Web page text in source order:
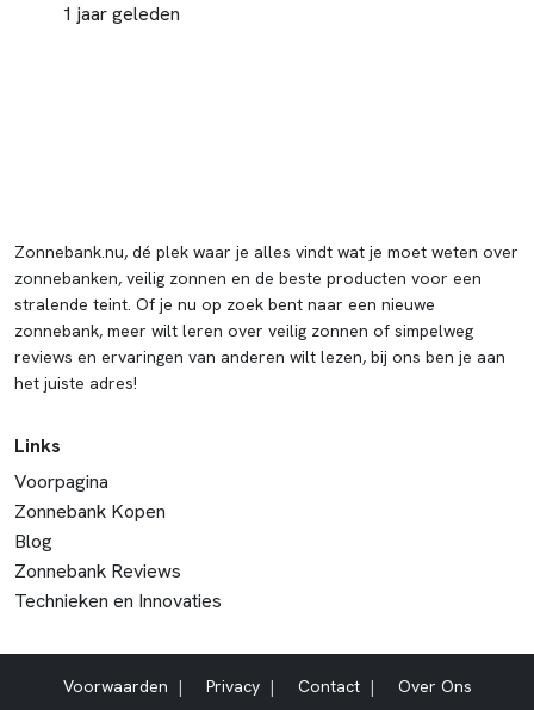
1 jaar geleden
Zonnebank.nu, dé plek waar je alles vindt wat je moet weten over
zonnebanken, veilig zonnen en de beste producten voor een
stralende teint. Of je nu op zoek bent naar een nieuwe
zonnebank, meer wilt leren over veilig zonnen of simpelweg
reviews en ervaringen van anderen wilt lezen, bij ons ben je aan
het juiste adres!
Links
Voorpagina
Zonnebank Kopen
Blog
Zonnebank Reviews
Technieken en Innovaties
Voorwaarden Privacy Contact Over Ons